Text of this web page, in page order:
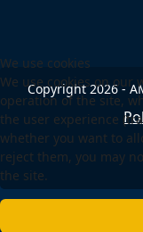
Copyright 2026 -
We use cookies
We use cookies on our
operation of the site,
the user experience
whether you want to
reject them, you may
the site.